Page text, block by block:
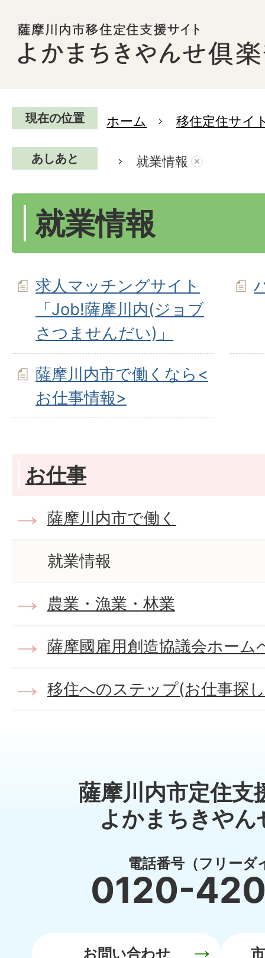
現在の位置 ホーム 移住定住サイ
あしあと 就業情報
就業情報
求人マッチングサイト
「Job!薩摩川内(ジョブ
さつませんだい)」
薩摩川内市で働くなら<
お仕事情報>
お仕事
薩摩川内市で働く
就業情報
農業・漁業・林業
薩摩國雇用創造協議会ホー
移住へのステップ(お仕事探
薩摩川内市定住支
よかまちきやん
電話番号（フリーダ
0120-
お問い合わせ